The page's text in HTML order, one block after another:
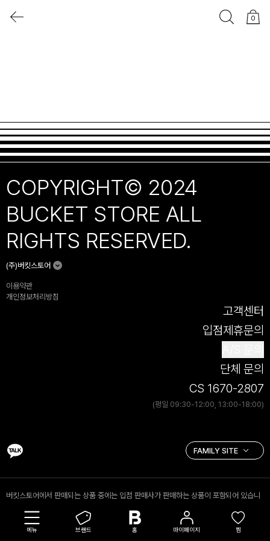
0
COPYRIGHT© 2024
BUCKET STORE ALL
RIGHTS RESERVED.
(주)버킷스토어
이용약관
개인정보처리방침
고객센터
입점제휴문의
단체 문의
CS 1670-2807
(평일 09:30-12:00, 13:00-18:00)
버킷스토어에서 판매되는 상품 중에는 입점 판매사가 판매하는 상품이 포함되어 있습니
입점 판매사가 등록한 상품정보 및 거래 등에 대해 책임을 지지 않습니다.
메뉴 브랜드 홈 마이페이지 찜